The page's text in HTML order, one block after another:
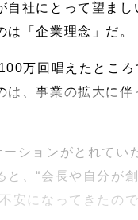
自社にとって望ま
「企業理念」だ。
万回唱えたとこ
は、事業の拡大に
ーションがとれて
、“会長や自分が
安になってきたので